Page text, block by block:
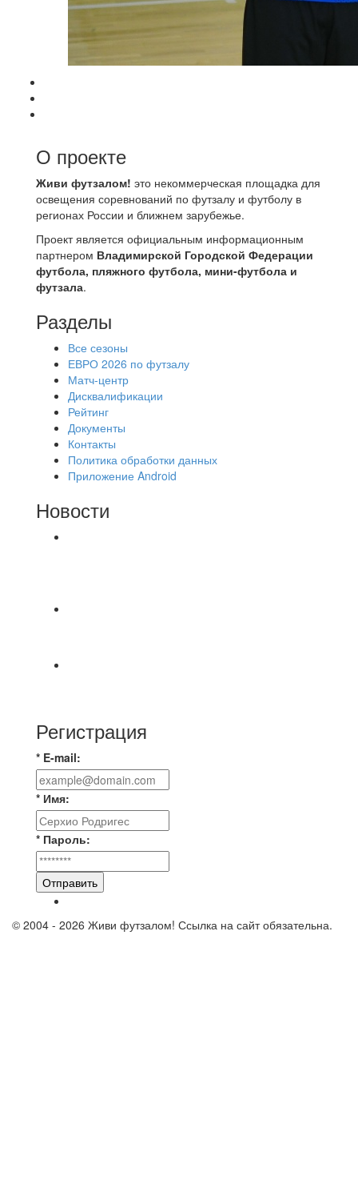
О проекте
Живи футзалом! это некоммерческая площадка для
освещения соревнований по футзалу и футболу в
регионах России и ближнем зарубежье.
Проект является официальным информационным
партнером Владимирской Городской Федерации
футбола, пляжного футбола, мини-футбола и
футзала.
Разделы
Все сезоны
ЕВРО 2026 по футзалу
Матч-центр
Дисквалификации
Рейтинг
Документы
Контакты
Политика обработки данных
Приложение Android
Новости
Регистрация
* E-mail:
* Имя:
* Пароль:
Отправить
© 2004 - 2026 Живи футзалом! Ссылка на сайт обязательна.